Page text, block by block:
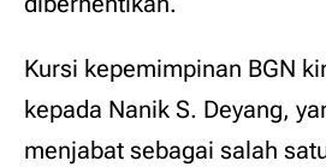
Kursi kepemimpinan BGN
kepada Nanik S. Deyang,
menjabat sebagai salah